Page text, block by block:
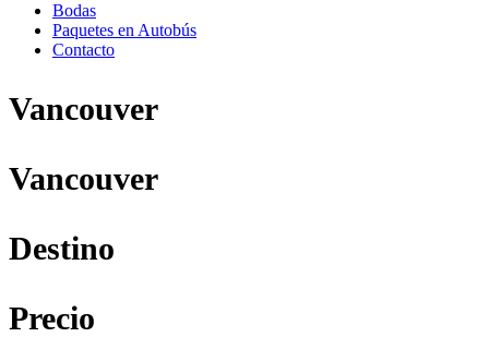
Bodas
Paquetes en Autobús
Contacto
Vancouver
Vancouver
Destino
Precio